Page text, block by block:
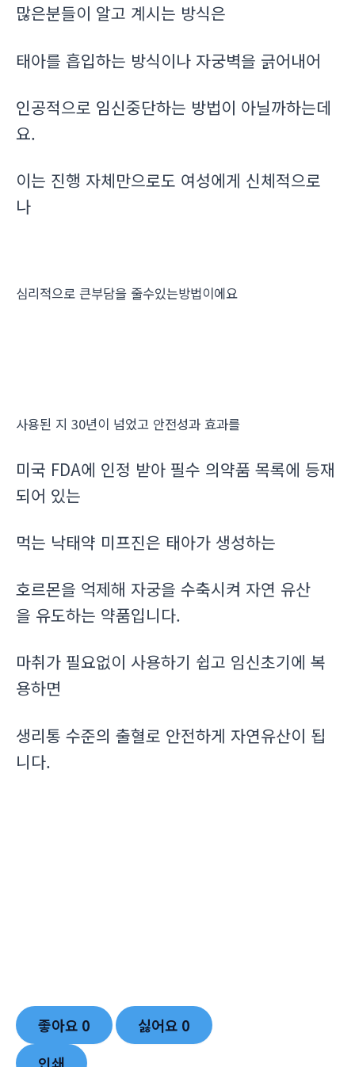
많은분들이 알고 계시는 방식은
태아를 흡입하는 방식이나 자궁벽을 긁어내어
인공적으로 임신중단하는 방법이 아닐까하는데
요.
이는 진행 자체만으로도 여성에게 신체적으로
나
심리적으로 큰부담을 줄수있는방법이에요
사용된 지 30년이 넘었고 안전성과 효과를
미국 FDA에 인정 받아 필수 의약품 목록에 등재
되어 있는
먹는 낙태약 미프진은 태아가 생성하는
호르몬을 억제해 자궁을 수축시켜 자연 유산
을 유도하는 약품입니다.
마취가 필요없이 사용하기 쉽고 임신초기에 복
용하면
생리통 수준의 출혈로 안전하게 자연유산이 됩
니다.
좋아요 0 싫어요 0